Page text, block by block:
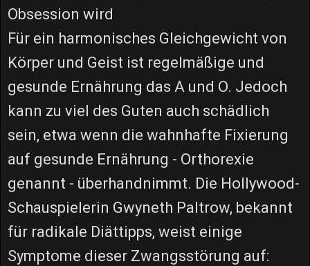
Obsession wird
Für ein harmonisches Gleichgewicht von
Körper und Geist ist regelmäßige und
gesunde Ernährung das A und O. Jedoch
kann zu viel des Guten auch schädlich
sein, etwa wenn die wahnhafte Fixierung
auf gesunde Ernährung - Orthorexie
genannt - überhandnimmt. Die Hollywood-
Schauspielerin Gwyneth Paltrow, bekannt
für radikale Diättipps, weist einige
Symptome dieser Zwangsstörung auf: